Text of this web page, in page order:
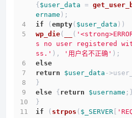
{ $user_data =
ername );
if ( empty ( $user_data ))
wp_die ( (
s no user registered
ss.' ), '用户名不正确' );
else
return
$user_data -
}
else { return $username
}
if ( strpos ( $_SERVER